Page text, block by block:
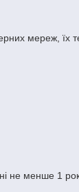
мереж, їх
не менше 1